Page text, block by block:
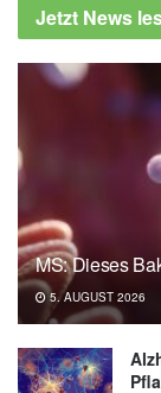
Jetzt News
MS: Dieses
5. AUGUST 2026